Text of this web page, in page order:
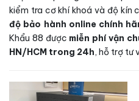
kiểm tra cơ khí khoá và độ kín
độ bảo hành online chính
Khẩu 88 được miễn phí vận
HN/HCM trong 24h, hỗ trợ tư